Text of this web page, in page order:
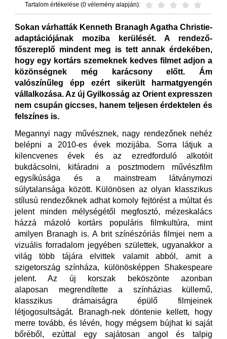
Tartalom értékelése (0 vélemény alapján):
Sokan várhatták Kenneth Branagh Agatha Christie-
adaptációjának moziba kerülését. A rendező-
főszereplő mindent meg is tett annak érdekében,
hogy egy kortárs szemeknek kedves filmet adjon a
közönségnek még karácsony előtt. Ám
valószínűleg épp ezért sikerült harmatgyengén
vállalkozása. Az új Gyilkosság az Orient expresszen
nem csupán giccses, hanem teljesen érdektelen és
felszínes is.
Megannyi nagy művésznek, nagy rendezőnek nehéz
belépni a 2010-es évek mozijába. Sorra látjuk a
kilencvenes évek és az ezredforduló alkotóit
bukdácsolni, kifáradni a posztmodern művészfilm
egysíkúsága és a mainstream látványmozi
súlytalansága között. Különösen az olyan klasszikus
stílusú rendezőknek adhat komoly fejtörést a múltat és
jelent minden mélységétől megfosztó, mézeskalács
házzá mázoló kortárs populáris filmkultúra, mint
amilyen Branagh is. A brit színészóriás filmjei nem a
vizuális forradalom jegyében születtek, ugyanakkor a
világ több tájára elvittek valamit abból, amit a
szigetország színháza, különösképpen Shakespeare
jelent. Az új korszak beköszönte azonban
alaposan megrendítette a színházias küllemű,
klasszikus drámaiságra épülő filmjeinek
létjogosultságát. Branagh-nek döntenie kellett, hogy
merre tovább, és lévén, hogy mégsem bújhat ki saját
bőréből, ezúttal egy sajátosan angol és talpig